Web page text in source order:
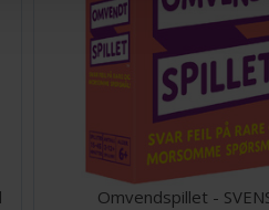
Omvendspillet -